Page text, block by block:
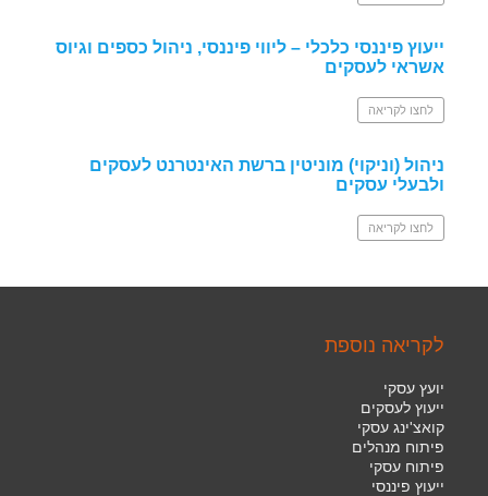
ייעוץ פיננסי כלכלי – ליווי פיננסי, ניהול כספים וגיוס
אשראי לעסקים
לחצו לקריאה
ניהול (וניקוי) מוניטין ברשת האינטרנט לעסקים
ולבעלי עסקים
לחצו לקריאה
לקריאה נוספת
יועץ עסקי
ייעוץ לעסקים
קואצ'ינג עסקי
פיתוח מנהלים
פיתוח עסקי
ייעוץ פיננסי